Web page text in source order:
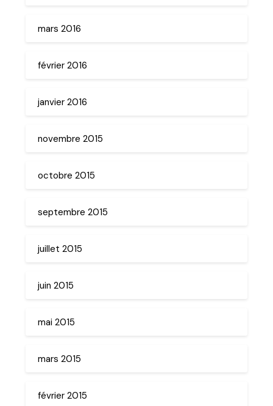
mars 2016
février 2016
janvier 2016
novembre 2015
octobre 2015
septembre 2015
juillet 2015
juin 2015
mai 2015
mars 2015
février 2015